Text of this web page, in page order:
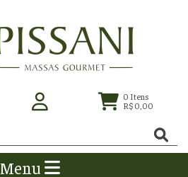
0 Itens
R$ 0,00
Menu